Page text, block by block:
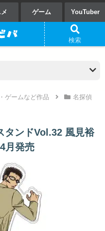
ゲーム YouTuber
ゲームなど作品
名探偵
タンドVol.32 風見裕
月発売
検索